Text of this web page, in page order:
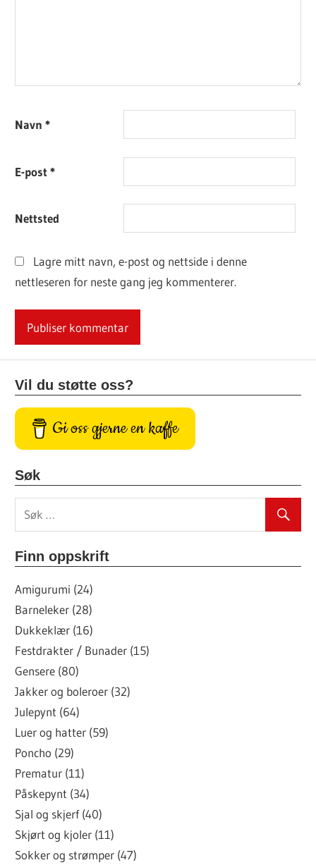
Navn*
E-post*
Nettsted
Lagre mitt navn, e-post og nettside i denne
nettleseren for neste gang jeg kommenterer.
Vil du støtte oss?
Gi oss gjerne en kaffe
Søk
Finn oppskrift
Amigurumi (24)
Barneleker (28)
Dukkeklær (16)
Festdrakter / Bunader (15)
Gensere (80)
Jakker og boleroer (32)
Julepynt (64)
Luer og hatter (59)
Poncho (29)
Prematur (11)
Påskepynt (34)
Sjal og skjerf (40)
Skjørt og kjoler (11)
Sokker og strømper (47)